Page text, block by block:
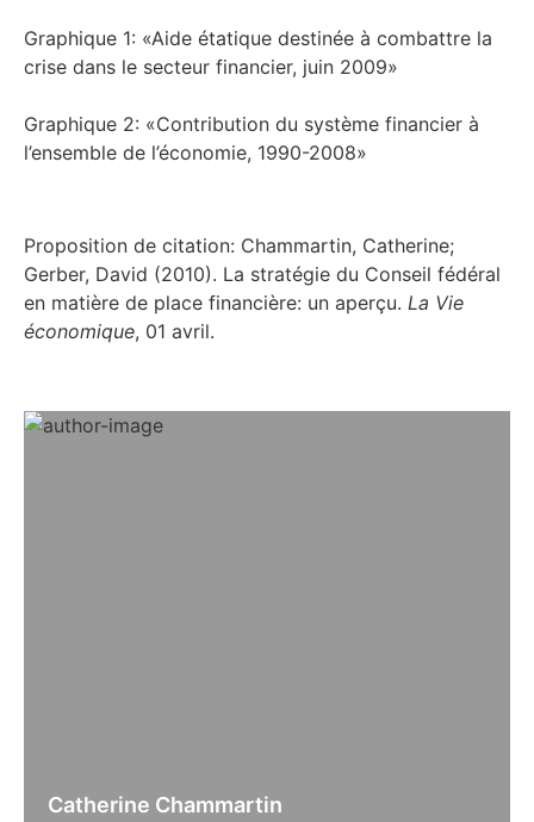
Graphique 1: «Aide étatique destinée à combattre la
crise dans le secteur financier, juin 2009»
Graphique 2: «Contribution du système financier à
l’ensemble de l’économie, 1990-2008»
Proposition de citation: Chammartin, Catherine;
Gerber, David (2010). La stratégie du Conseil fédéral
en matière de place financière: un aperçu. La Vie
économique, 01 avril.
Catherine Chammartin